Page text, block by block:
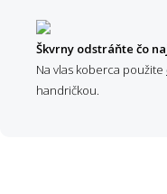
Škvrny odstráňte čo
Na vlas koberca použite
handričkou.